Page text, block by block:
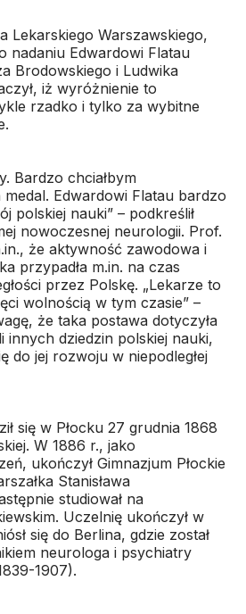
Lekarskiego Warszawskiego,
nadaniu Edwardowi Flatau
Brodowskiego i Ludwika
iż wyróżnienie to
rzadko i tylko za wybitne
Bardzo chciałbym
Edwardowi Flatau bardzo
polskiej nauki” – podkreślił
nowoczesnej neurologii. Prof.
że aktywność zawodowa i
przypadła m.in. na czas
przez Polskę. „Lekarze to
wolnością w tym czasie” –
że taka postawa dotyczyła
innych dziedzin polskiej nauki,
do jej rozwoju w niepodległej
się w Płocku 27 grudnia 1868
W 1886 r., jako
ukończył Gimnazjum Płockie
Stanisława
studiował na
Uczelnię ukończył w
się do Berlina, gdzie został
neurologa i psychiatry
1907).